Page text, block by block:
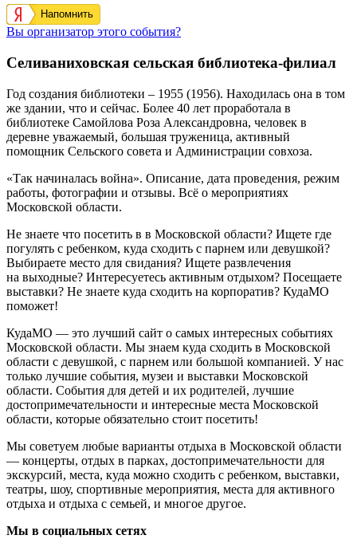
Напомнить
Вы организатор этого события?
Селиваниховская сельская библиотека-филиал
Год создания библиотеки – 1955 (1956). Находилась она в том
же здании, что и сейчас. Более 40 лет проработала в
библиотеке Самойлова Роза Александровна, человек в
деревне уважаемый, большая труженица, активный
помощник Сельского совета и Администрации совхоза.
«Так начиналась война». Описание, дата проведения, режим
работы, фотографии и отзывы. Всё о мероприятиях
Московской области.
Не знаете что посетить в в Московской области? Ищете где
погулять с ребенком, куда сходить с парнем или девушкой?
Выбираете место для свидания? Ищете развлечения
на выходные? Интересуетесь активным отдыхом? Посещаете
выставки? Не знаете куда сходить на корпоратив? КудаМО
поможет!
КудаМО — это лучший сайт о самых интересных событиях
Московской области. Мы знаем куда сходить в Московской
области с девушкой, с парнем или большой компанией. У нас
только лучшие события, музеи и выставки Московской
области. События для детей и их родителей, лучшие
достопримечательности и интересные места Московской
области, которые обязательно стоит посетить!
Мы советуем любые варианты отдыха в Московской области
— концерты, отдых в парках, достопримечательности для
экскурсий, места, куда можно сходить с ребенком, выставки,
театры, шоу, спортивные мероприятия, места для активного
отдыха и отдыха с семьей, и многое другое.
Мы в социальных сетях